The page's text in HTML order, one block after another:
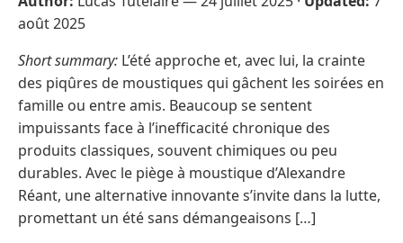
août 2025
Short summary: L’été approche et, avec lui, la crainte
des piqûres de moustiques qui gâchent les soirées en
famille ou entre amis. Beaucoup se sentent
impuissants face à l’inefficacité chronique des
produits classiques, souvent chimiques ou peu
durables. Avec le piège à moustique d’Alexandre
Réant, une alternative innovante s’invite dans la lutte,
promettant un été sans démangeaisons […]